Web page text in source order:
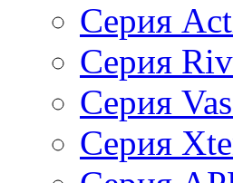
Серия
Серия
Серия
Серия